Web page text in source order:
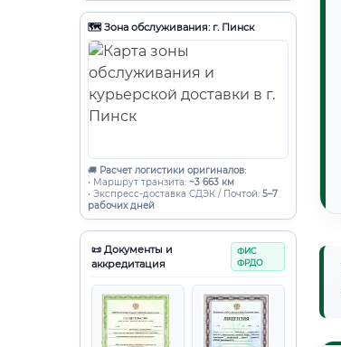
🗺️ Зона обслуживания: г. Пинск
🚚 Расчет логистики оригиналов:
• Маршрут транзита: ~3 663 км
• Экспресс-доставка СДЭК / Почтой: 5–7
рабочих дней
📜 Документы и
аккредитация
ФИС
ФРДО